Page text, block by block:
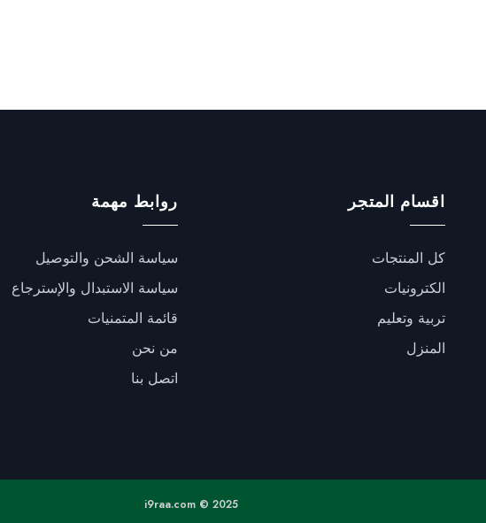
اقسام المتجر
كل المنتجات
الكترونيات
تربية وتعليم
المنزل
روابط مهمة
سياسة الشحن والتوصيل
سياسة الاستبدال والإسترجاع
قائمة المتمنيات
من نحن
اتصل بنا
i9raa.com © 2025